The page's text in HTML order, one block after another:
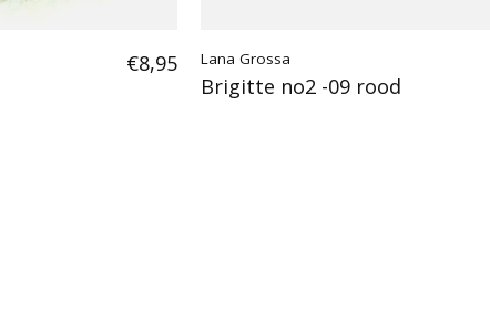
€8,95 Lana Grossa
Brigitte no2 -09 rood